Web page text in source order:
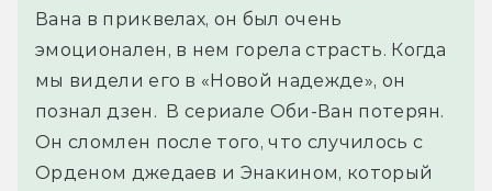
Вана в приквелах, он был очень
эмоционален, в нем горела страсть. Когда
мы видели его в «Новой надежде», он
познал дзен.  В сериале Оби-Ван потерян.
Он сломлен после того, что случилось с
Орденом джедаев и Энакином, который